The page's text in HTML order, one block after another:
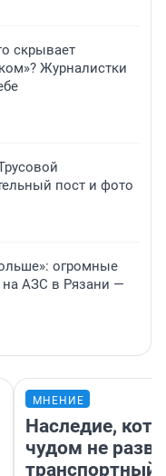
скрывает
Журналистки
пост и фото
огромные
на АЗС в Рязани —
МНЕНИЕ
Наследие,
чудом не
транспортный